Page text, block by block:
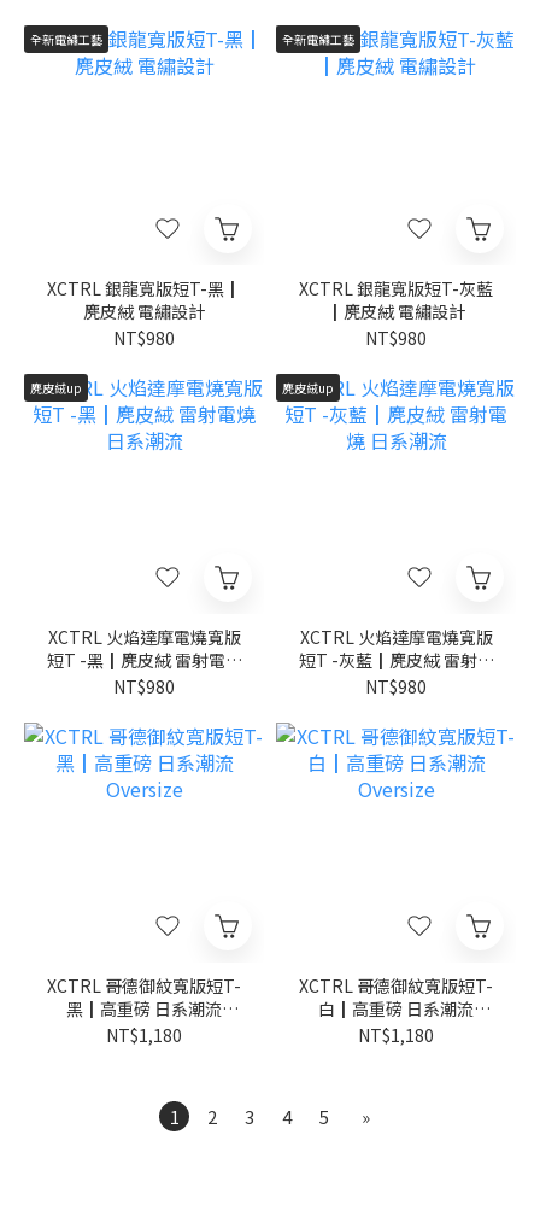
全新電繡工藝
XCTRL 銀龍寬版短T-黑┃
麂皮絨 電繡設計
NT$980
全新電繡工藝
XCTRL 銀龍寬版短T-灰藍
┃麂皮絨 電繡設計
NT$980
麂皮絨up
XCTRL 火焰達摩電燒寬版
短T -黑┃麂皮絨 雷射電燒
日系潮流
NT$980
麂皮絨up
XCTRL 火焰達摩電燒寬版
短T -灰藍┃麂皮絨 雷射電
燒 日系潮流
NT$980
XCTRL 哥德御紋寬版短T-
黑┃高重磅 日系潮流
Oversize
NT$1,180
XCTRL 哥德御紋寬版短T-
白┃高重磅 日系潮流
Oversize
NT$1,180
1 2 3 4 5 »